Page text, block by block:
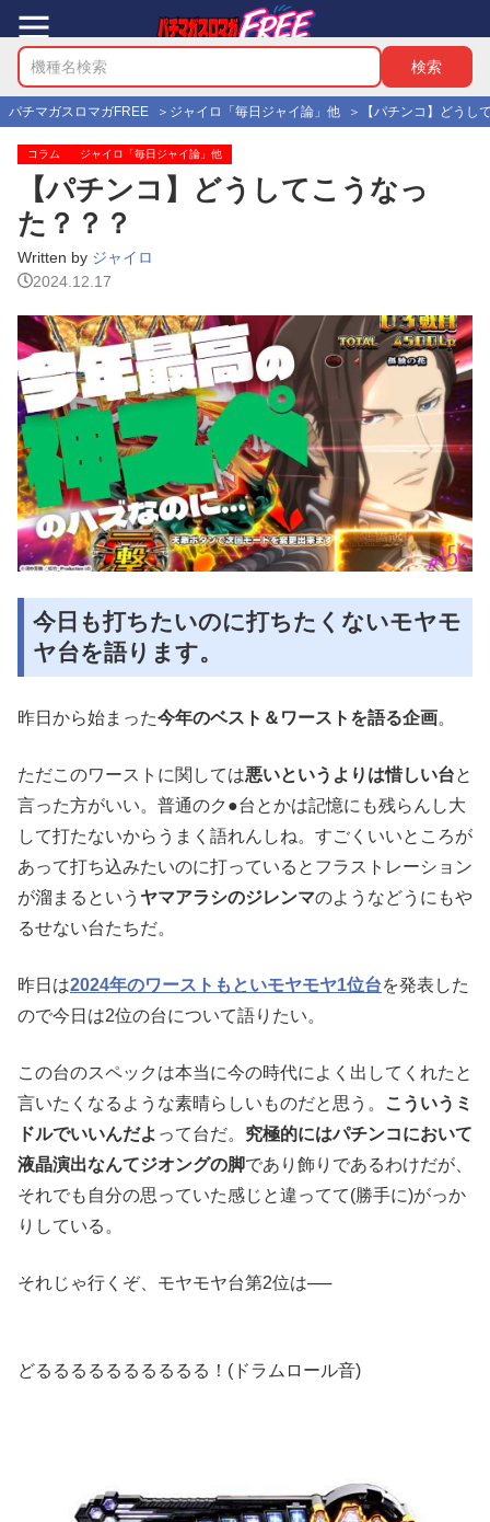
パチマガスロマガFREE ジャイロ「毎日ジャイ論」他 【パチンコ】どうし
コラム ジャイロ「毎日ジャイ論」他
【パチンコ】どうしてこうなっ
た？？？
Written by ジャイロ
2024.12.17
今日も打ちたいのに打ちたくないモヤモ
ヤ台を語ります。
昨日から始まった今年のベスト＆ワーストを語る企画。
ただこのワーストに関しては悪いというよりは惜しい台と
言った方がいい。普通のク●台とかは記憶にも残らんし大
して打たないからうまく語れんしね。すごくいいところが
あって打ち込みたいのに打っているとフラストレーション
が溜まるという ヤマアラシのジレンマのようなどうにもや
るせない台たちだ。
昨日は2024年のワーストもといモヤモヤ1位台を発表した
ので今日は2位の台について語りたい。
この台のスペックは本当に今の時代によく出してくれたと
言いたくなるような素晴らしいものだと思う。
こういうミ
ドルでいいんだよ って台だ。 究極的にはパチンコにおいて
液晶演出なんてジオングの脚であり飾りであるわけだが、
それでも自分の思っていた感じと違ってて(勝手に)がっか
りしている。
それじゃ行くぞ、モヤモヤ台第2位は──
どるるるるるるるるるる！(ドラムロール音)